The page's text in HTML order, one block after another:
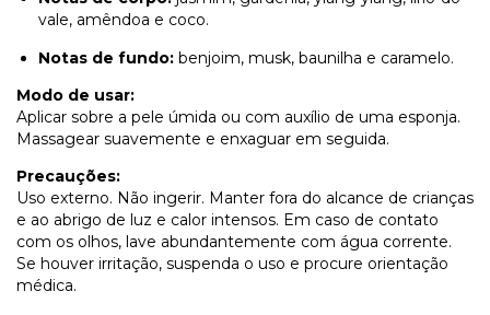
vale, amêndoa e coco.
Notas de fundo: benjoim, musk, baunilha e caramelo.
Modo de usar:
Aplicar sobre a pele úmida ou com auxílio de uma esponja.
Massagear suavemente e enxaguar em seguida.
Precauções:
Uso externo. Não ingerir. Manter fora do alcance de crianças
e ao abrigo de luz e calor intensos. Em caso de contato
com os olhos, lave abundantemente com água corrente.
Se houver irritação, suspenda o uso e procure orientação
médica.